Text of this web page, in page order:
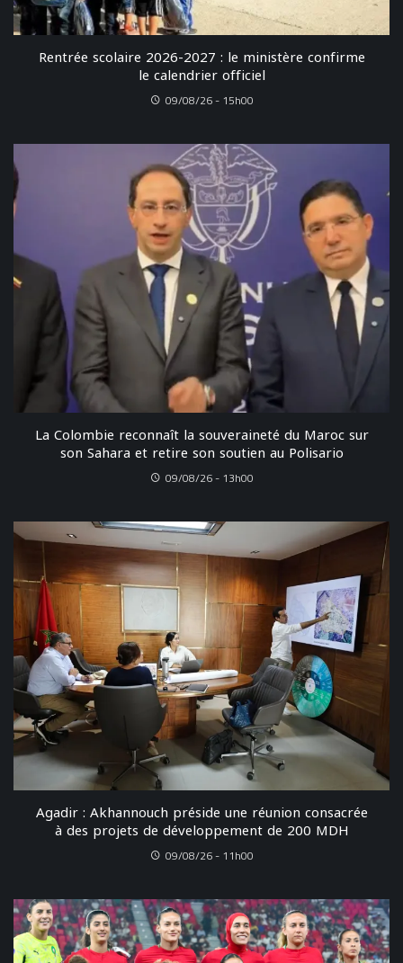
Rentrée scolaire 2026-2027 : le ministère confirme
le calendrier officiel
09/08/26 - 15h00
La Colombie reconnaît la souveraineté du Maroc sur
son Sahara et retire son soutien au Polisario
09/08/26 - 13h00
Agadir : Akhannouch préside une réunion consacrée
à des projets de développement de 200 MDH
09/08/26 - 11h00